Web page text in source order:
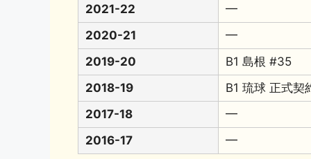
2021-22
━
2020-21
━
2019-20
B1 島根 #35
2018-19
B1 琉球 正式契
2017-18
━
2016-17
━